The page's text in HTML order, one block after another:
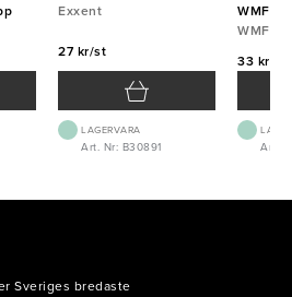
Exxent
27 kr/st
LAGERVARA
Art. Nr: B30891
WMF
WMF
33 kr/st
Art.
Sveriges bredaste